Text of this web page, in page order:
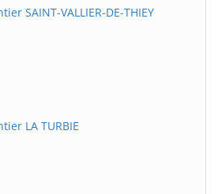
SAINT-VALLIER-DE-THIEY
LA TURBIE